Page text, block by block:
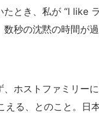
とき、私が “I like
数秒の沈黙の時間が
ホストファミリー
える、とのこと。日